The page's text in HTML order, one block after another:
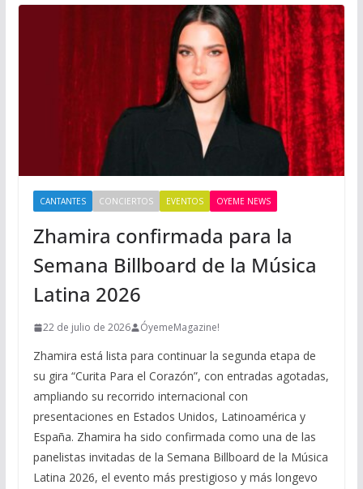
CANTANTES CONCIERTOS EVENTOS OYEME NEWS
Zhamira confirmada para la
Semana Billboard de la Música
Latina 2026
22 de julio de 2026 ÓyemeMagazine!
Zhamira está lista para continuar la segunda etapa de
su gira “Curita Para el Corazón”, con entradas agotadas,
ampliando su recorrido internacional con
presentaciones en Estados Unidos, Latinoamérica y
España. Zhamira ha sido confirmada como una de las
panelistas invitadas de la Semana Billboard de la Música
Latina 2026, el evento más prestigioso y más longevo